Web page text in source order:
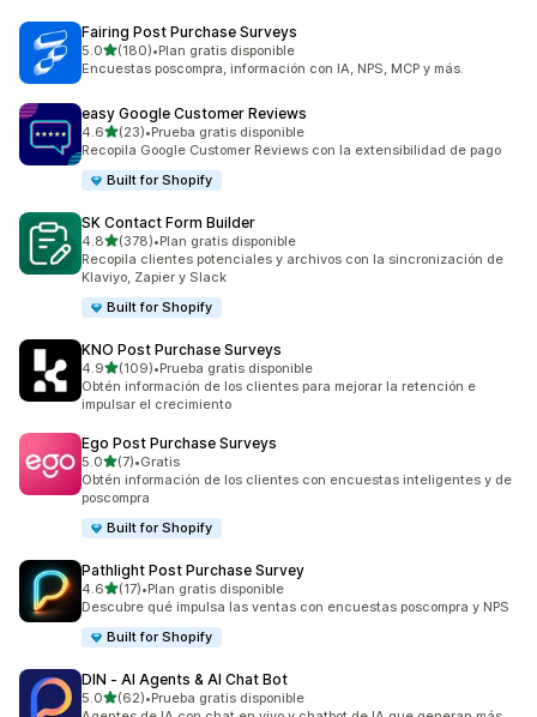
Fairing Post Purchase Surveys
5.0de 5 estrellas
(180)
180 reseñas en total
•Plan gratis disponible
Encuestas poscompra, información con IA, NPS, MCP y más.
easy Google Customer Reviews
4.6de 5 estrellas
(23)
23 reseñas en total
•Prueba gratis disponible
Recopila Google Customer Reviews con la extensibilidad de pago
Built for Shopify
SK Contact Form Builder
4.8de 5 estrellas
(378)
378 reseñas en total
•Plan gratis disponible
Recopila clientes potenciales y archivos con la sincronización de
Klaviyo, Zapier y Slack
Built for Shopify
KNO Post Purchase Surveys
4.9de 5 estrellas
(109)
109 reseñas en total
•Prueba gratis disponible
Obtén información de los clientes para mejorar la retención e
impulsar el crecimiento
Ego Post Purchase Surveys
5.0de 5 estrellas
(7)
7 reseñas en total
•Gratis
Obtén información de los clientes con encuestas inteligentes y de
poscompra
Built for Shopify
Pathlight Post Purchase Survey
4.6de 5 estrellas
(17)
17 reseñas en total
•Plan gratis disponible
Descubre qué impulsa las ventas con encuestas poscompra y NPS
Built for Shopify
DIN ‑ AI Agents & AI Chat Bot
5.0de 5 estrellas
(62)
62 reseñas en total
•Prueba gratis disponible